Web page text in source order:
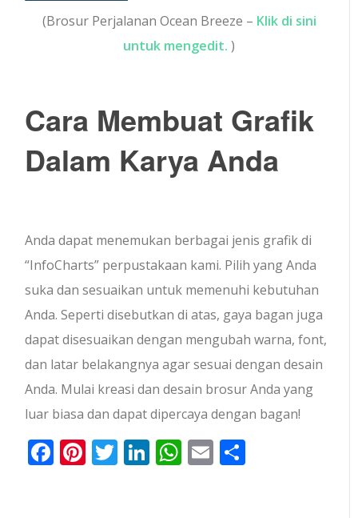
(Brosur Perjalanan Ocean Breeze – Klik di sini
untuk mengedit. )
Cara Membuat Grafik
Dalam Karya Anda
Anda dapat menemukan berbagai jenis grafik di
“InfoCharts” perpustakaan kami. Pilih yang Anda
suka dan sesuaikan untuk memenuhi kebutuhan
Anda. Seperti disebutkan di atas, gaya bagan juga
dapat disesuaikan dengan mengubah warna, font,
dan latar belakangnya agar sesuai dengan desain
Anda. Mulai kreasi dan desain brosur Anda yang
luar biasa dan dapat dipercaya dengan bagan!
Facebook
Pinterest
Twitter
LinkedIn
WhatsApp
Email